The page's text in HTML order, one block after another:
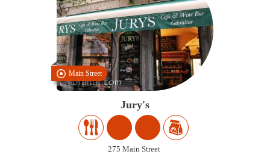
Main Street
Jury's
275 Main Street